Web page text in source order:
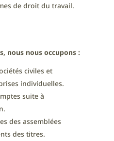
de droit du travail.
nous nous occupons :
civiles et
individuelles.
suite à
des assemblées
des titres.